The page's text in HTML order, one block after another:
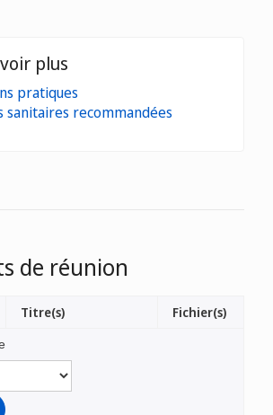
plus
pratiques
sanitaires recommandées
de réunion
Titre(s) Fichier(s)